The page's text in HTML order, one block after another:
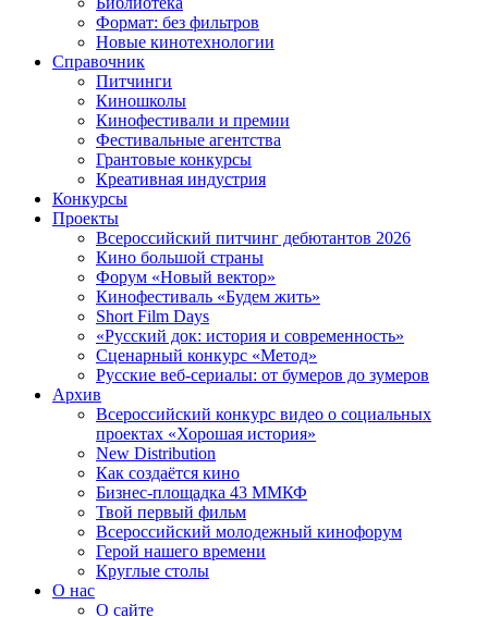
Формат: без фильтров
Новые кинотехнологии
Справочник
Питчинги
Киношколы
Кинофестивали и премии
Фестивальные агентства
Грантовые конкурсы
Креативная индустрия
Конкурсы
Проекты
Всероссийский питчинг дебютантов 2026
Кино большой страны
Форум «Новый вектор»
Кинофестиваль «Будем жить»
Short Film Days
«Русский док: история и современность»
Сценарный конкурс «Метод»
Русские веб-сериалы: от бумеров до зумеров
Архив
Всероссийский конкурс видео о социальных
проектах «Хорошая история»
New Distribution
Как создаётся кино
Бизнес-площадка 43 ММКФ
Твой первый фильм
Всероссийский молодежный кинофорум
Герой нашего времени
Круглые столы
О нас
О сайте